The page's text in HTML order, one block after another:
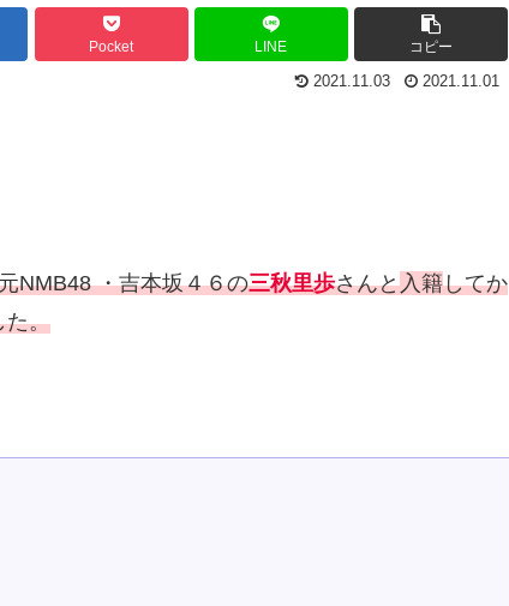
Pocket LINE コピー
2021.11.03 2021.11.01
NMB48 ・吉本坂４６の三秋里歩さんと入籍してか
た。